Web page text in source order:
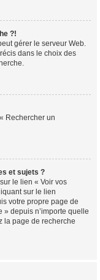
?!
gérer le serveur Web.
dans le choix des
Rechercher un
et sujets ?
le lien « Voir vos
sur le lien
votre propre page de
depuis n’importe quelle
la page de recherche